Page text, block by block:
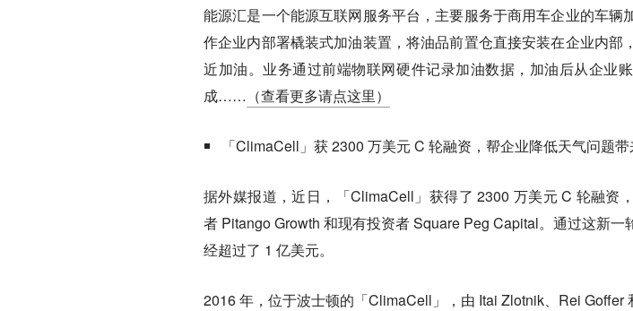
能源汇是一个能源互联网服务平台，主要服务于商用车企业的车辆
作企业内部署橇装式加油装置，将油品前置仓直接安装在企业内部
近加油。业务通过前端物联网硬件记录加油数据，加油后从企业
成…… （查看更多请点这里）
「ClimaCell」获 2300 万美元 C 轮融资，帮企业降低天气问题
据外媒报道，近日，「ClimaCell」获得了 2300 万美元 C 轮融资
者 Pitango Growth 和现有投资者 Square Peg Capital。通过这新一
经超过了 1 亿美元。
2016 年，位于波士顿的「ClimaCell」，由 Itai Zlotnik、Rei Goffer